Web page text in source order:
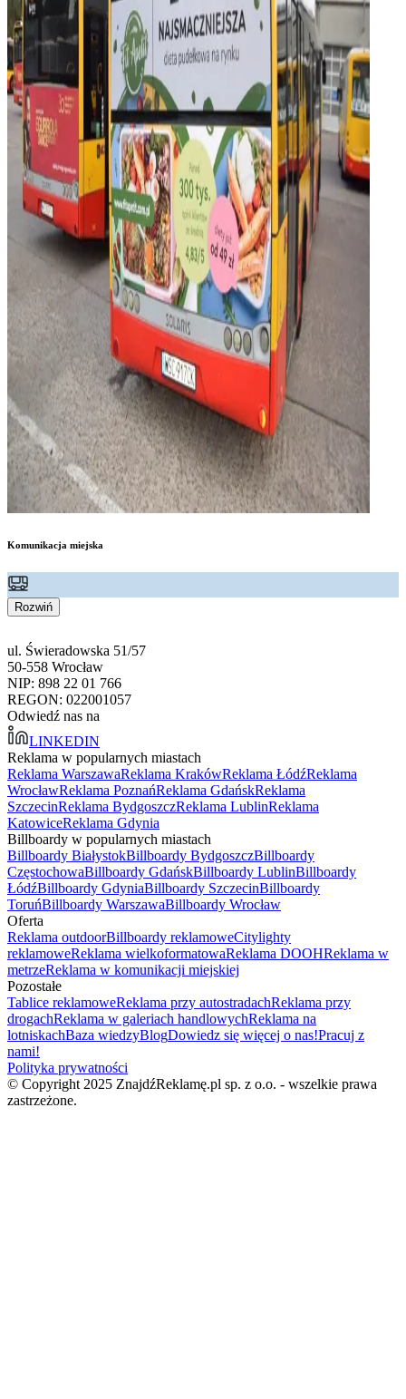
Komunikacja miejska
Rozwiń
ul. Świeradowska 51/57
50-558 Wrocław
NIP: 898 22 01 766
REGON: 022001057
Odwiedź nas na
LINKEDIN
Reklama w popularnych miastach
Reklama WarszawaReklama KrakówReklama ŁódźReklama
WrocławReklama PoznańReklama GdańskReklama
SzczecinReklama BydgoszczReklama LublinReklama
KatowiceReklama Gdynia
Billboardy w popularnych miastach
Billboardy BiałystokBillboardy BydgoszczBillboardy
CzęstochowaBillboardy GdańskBillboardy LublinBillboardy
ŁódźBillboardy GdyniaBillboardy SzczecinBillboardy
ToruńBillboardy WarszawaBillboardy Wrocław
Oferta
Reklama outdoorBillboardy reklamoweCitylighty
reklamoweReklama wielkoformatowaReklama DOOHReklama w
metrzeReklama w komunikacji miejskiej
Pozostałe
Tablice reklamoweReklama przy autostradachReklama przy
drogachReklama w galeriach handlowychReklama na
lotniskachBaza wiedzyBlogDowiedz się więcej o nas!Pracuj z
nami!
Polityka prywatności
© Copyright 2025 ZnajdźReklamę.pl sp. z o.o. - wszelkie prawa
zastrzeżone.